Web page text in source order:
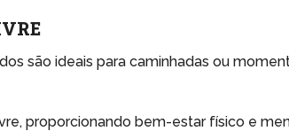
são ideais para caminhadas ou
proporcionando bem-estar físico e